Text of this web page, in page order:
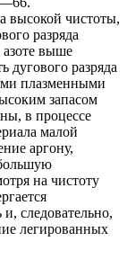
высокой чистоты,
разряда
азоте выше
дугового разряда
плазменными
запасом
в процессе
малой
аргону,
на чистоту
следовательно,
легированных